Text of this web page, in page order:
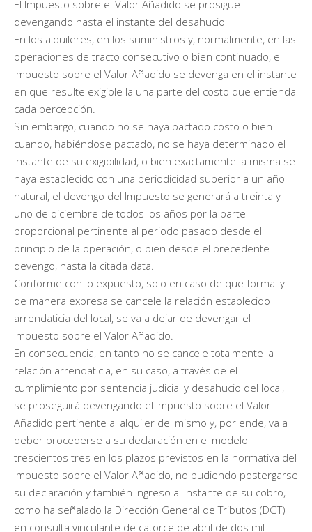
El Impuesto sobre el Valor Añadido se prosigue
devengando hasta el instante del desahucio
En los alquileres, en los suministros y, normalmente, en las
operaciones de tracto consecutivo o bien continuado, el
Impuesto sobre el Valor Añadido se devenga en el instante
en que resulte exigible la una parte del costo que entienda
cada percepción.
Sin embargo, cuando no se haya pactado costo o bien
cuando, habiéndose pactado, no se haya determinado el
instante de su exigibilidad, o bien exactamente la misma se
haya establecido con una periodicidad superior a un año
natural, el devengo del Impuesto se generará a treinta y
uno de diciembre de todos los años por la parte
proporcional pertinente al periodo pasado desde el
principio de la operación, o bien desde el precedente
devengo, hasta la citada data.
Conforme con lo expuesto, solo en caso de que formal y
de manera expresa se cancele la relación establecido
arrendaticia del local, se va a dejar de devengar el
Impuesto sobre el Valor Añadido.
En consecuencia, en tanto no se cancele totalmente la
relación arrendaticia, en su caso, a través de el
cumplimiento por sentencia judicial y desahucio del local,
se proseguirá devengando el Impuesto sobre el Valor
Añadido pertinente al alquiler del mismo y, por ende, va a
deber procederse a su declaración en el modelo
trescientos tres en los plazos previstos en la normativa del
Impuesto sobre el Valor Añadido, no pudiendo postergarse
su declaración y también ingreso al instante de su cobro,
como ha señalado la Dirección General de Tributos (DGT)
en consulta vinculante de catorce de abril de dos mil